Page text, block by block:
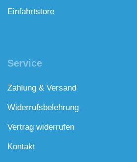
Einfahrtstore
Service
Zahlung & Versand
Widerrufsbelehrung
Vertrag widerrufen
Kontakt